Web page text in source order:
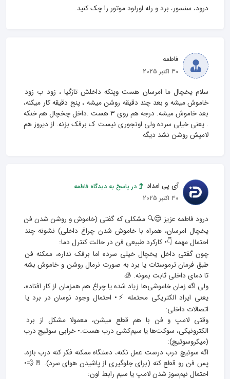
درود، سنسور، برد و رله اورلود موتور را چک کنید.
فاطمه
30 اکتبر 2025
سلام یخچال ما امرسان هست وپنکه داخلش تازگیا ، زود ب زود
خاموش میشه و بعد چند دقیقه روشن میشه ، پنج دقیقه کار میکنه،
بعد خاموش میشه. درجه هم روی ۳ هست .داخل چخچال هم خنکه
. یعنی خیلی سرده ولی اونجوری نیست ک برفک بزنه. از دیروز هم
لامپش روشن نشد دیگه
آی پی امداد
در پاسخ به دیدگاه فاطمه
30 اکتبر 2025
درود فاطمه عزیز 😌🔍 مشکلی که گفتی (خاموش و روشن شدن فن
یخچال امرسان، همراه با خاموش شدن چراغ داخلی) نشونه‌ چند
چون گفتی داخل یخچال خیلی سرده اما برفک نداره، ممکنه فن
طبق فرمان ترموستات یا برد به‌ صورت نرمال روشن و خاموش بشه
ولی اگه زمان خاموشی‌ها زیاد شده یا چراغ هم همزمان از کار افتاده،
یعنی ایراد الکتریکی محتمله ⚡• احتمال وجود نوسان در برد یا
وقتی لامپ و فن با هم قطع میشن، معمولا مشکل از برد
الکترونیکی، سوکت‌ها یا سیم‌کشی درب هست.• خرابی سوئیچ درب
اگه سوئیچ درب درست عمل نکنه، دستگاه ممکنه فکر کنه درب بازه،
پس فن رو قطع کنه (برای جلوگیری از پاشیدن هوای سرد). 🚪💨•